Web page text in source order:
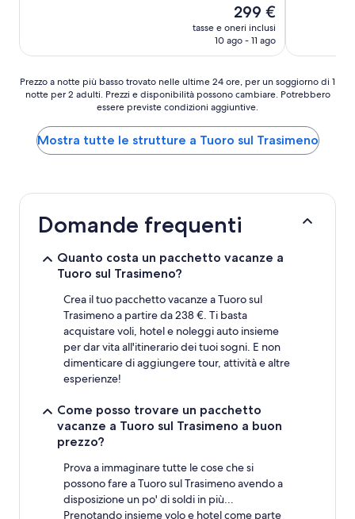
Il
prezzo
attuale
299 €
tasse e oneri inclusi
10 ago - 11 ago
Prezzo
basso
trovato
24
soggiorno
disponibilità
cambiare.
Potrebbero
previste
condizioni
aggiuntive.
Prezzo a notte più basso trovato nelle ultime 24 ore, per un soggiorno di 1
notte per 2 adulti. Prezzi e disponibilità possono cambiare. Potrebbero
essere previste condizioni aggiuntive.
Mostra tutte le strutture a Tuoro sul Trasimeno
Domande frequenti
Quanto costa un pacchetto vacanze a
Tuoro sul Trasimeno?
Crea il tuo pacchetto vacanze a Tuoro sul
Trasimeno a partire da 238 €. Ti basta
acquistare voli, hotel e noleggi auto insieme
per dar vita all'itinerario dei tuoi sogni. E non
dimenticare di aggiungere tour, attività e altre
esperienze!
Come posso trovare un pacchetto
vacanze a Tuoro sul Trasimeno a buon
prezzo?
Prova a immaginare tutte le cose che si
possono fare a Tuoro sul Trasimeno avendo a
disposizione un po' di soldi in più...
Prenotando insieme volo e hotel come parte